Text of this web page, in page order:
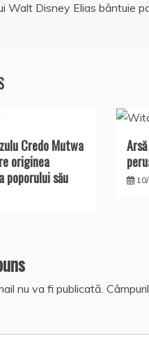
Walt Disney Elias bântuie
Credo Mutwa
originea
său
nu va fi publicată.